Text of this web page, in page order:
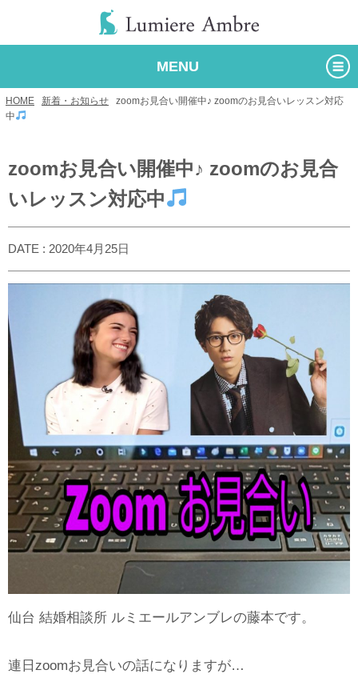
MENU
HOME 新着・お知らせ
zoomお見合い開催中♪ zoomのお見合いレッスン対応
中
zoomお見合い開催中♪ zoomのお見合
いレッスン対応中
DATE : 2020年4月25日
仙台 結婚相談所 ルミエールアンブレの藤本です。
連日zoomお見合いの話になりますが…